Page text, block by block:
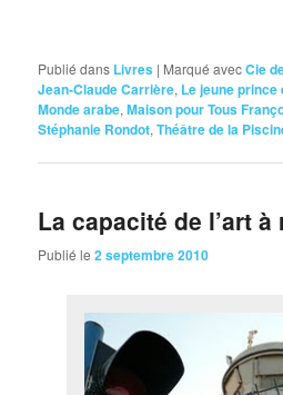
Publié dans Livres | Marqué avecCie
Jean-Claude Carrière, Le jeune
Monde arabe,Maison pour Tous
Stéphanie Rondot,Théâtre de la
La capacité de l’art
Publié le2 septembre 2010